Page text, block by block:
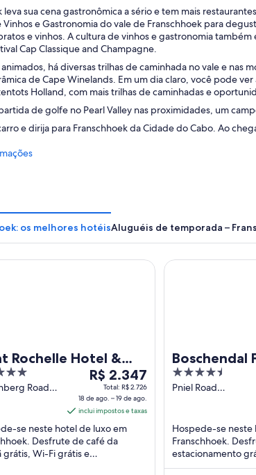
leva sua cena gastronômica a sério e tem mais
Vinhos e Gastronomia do vale de Franschhoek para
e vinhos. A cultura de vinhos e gastronomia
Cap Classique and Champagne.
animados, há diversas trilhas de caminhada no vale e
de Cape Winelands. Em um dia claro, você pode
Holland, com mais trilhas de caminhadas e
de golfe no Pearl Valley nas proximidades, um
e dirija para Franschhoek da Cidade do Cabo. Ao
os melhores hotéisAluguéis de temporada –
Rochelle Hotel &
Road
O
preço
é
de
R$ 2.347
por
diária
R$ 2.347
Total: R$ 2.726
18 de ago. – 19 de ago.
inclui impostos e taxas
se neste hotel de luxo em
Desfrute de café da
grátis, Wi-Fi grátis e
Hotel & Vineyard
Boschendal
4.5
out
Pniel Road
Hospede-se neste
Franschhoek.
estacionamento
Em suas
Boschendal Farm